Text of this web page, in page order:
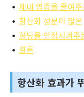
체내 염증을 줄여
항산화 성분이 많
혈당을 안정시켜주
결론
항산화 효과가